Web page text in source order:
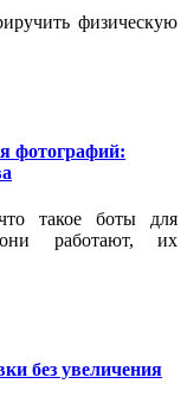
физическую
фотографий:
такое боты для
они работают, их
без увеличения